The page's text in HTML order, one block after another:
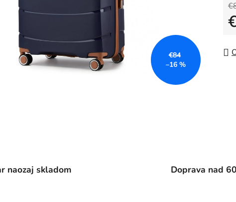
€84
–16 %
naozaj skladom Doprava nad